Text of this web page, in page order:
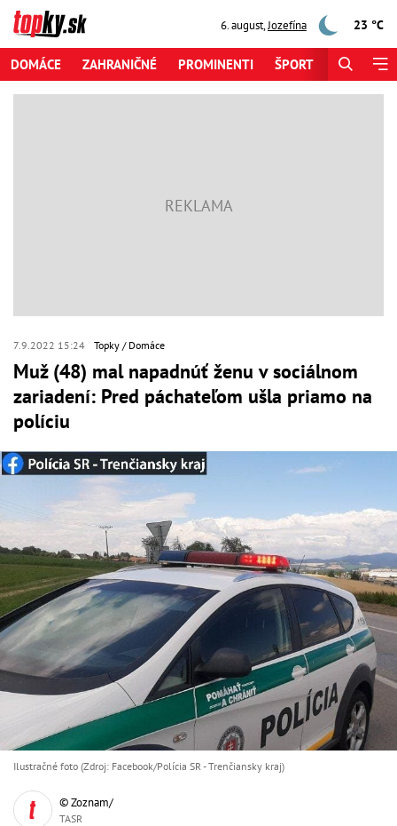
6. august,Jozefína 23 °C
DOMÁCE ZAHRANIČNÉ PROMINENTI ŠPORT
7.9.2022 15:24 Topky Domáce
Muž (48) mal napadnúť ženu v sociálnom
zariadení: Pred páchateľom ušla priamo na
políciu
Ilustračné foto (Zdroj: Facebook/Polícia SR - Trenčiansky kraj)
© Zoznam/
TASR